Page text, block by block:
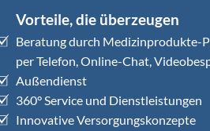
Vorteile, die überzeugen
Beratung durch Medizinprodukte-
per Telefon, Online-Chat,
Außendienst
360° Service und Dienstleistungen
Innovative Versorgungskonzepte